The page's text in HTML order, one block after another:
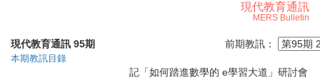
現代教育通訊
MERS Bulletin
現代教育通訊 95期 前期教訊：
本期教訊目錄
記「如何踏進數學的 e學習大道」研討會